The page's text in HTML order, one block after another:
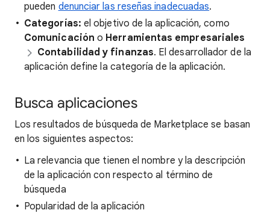
pueden denunciar las reseñas inadecuadas.
Categorías: el objetivo de la aplicación, como
Comunicación o Herramientas empresariales
Contabilidad y finanzas. El desarrollador de la
aplicación define la categoría de la aplicación.
Busca aplicaciones
Los resultados de búsqueda de Marketplace se basan
en los siguientes aspectos:
La relevancia que tienen el nombre y la descripción
de la aplicación con respecto al término de
búsqueda
Popularidad de la aplicación